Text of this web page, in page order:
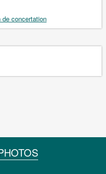
concertation